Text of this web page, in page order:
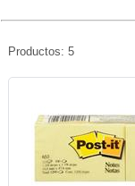
Productos: 5